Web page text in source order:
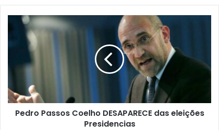
Pedro Passos Coelho DESAPARECE das eleições
Presidencias